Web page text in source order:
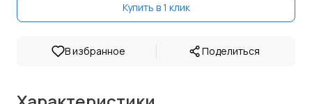
Купить в 1 клик
В избранное | Поделиться